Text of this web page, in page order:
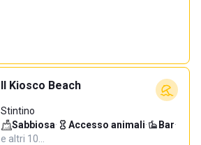
Il Kiosco Beach
Stintino
Sabbiosa· Accesso animali· Bar·
e altri 10…